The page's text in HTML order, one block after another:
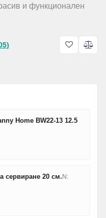
и функционален
Home BW22-13 12.5
сервиране 20 см.N: